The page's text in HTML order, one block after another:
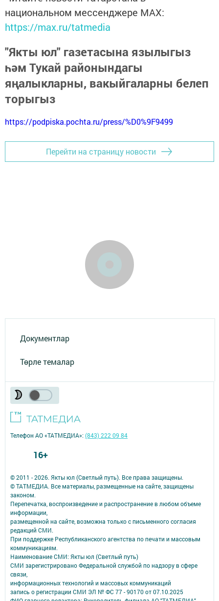
национальном мессенджере MАХ:
https://max.ru/tatmedia
"Якты юл" газетасына язылыгыз
һәм Тукай районындагы
яңалыкларны, вакыйгаларны белеп
торыгыз
https://podpiska.pochta.ru/press/%D0%9F9499
Перейти на страницу новости
Документлар
Төрле темалар
© 2011 - 2026. Якты юл (Светлый путь). Все права защищены.
© ТАТМЕДИА. Все материалы, размещенные на сайте, защищены
законом.
Перепечатка, воспроизведение и распространение в любом объеме
информации,
размещенной на сайте, возможна только с письменного согласия
редакций СМИ.
При поддержке Республиканского агентства по печати и массовым
коммуникациям.
Наименование СМИ: Якты юл (Светлый путь)
СМИ зарегистрировано Федеральной службой по надзору в сфере
связи,
информационных технологий и массовых коммуникаций
запись о регистрации СМИ ЭЛ № ФС 77 - 90170 от 07.10.2025
Телефон АО «ТАТМЕДИА»:(843) 222 09 84
16+